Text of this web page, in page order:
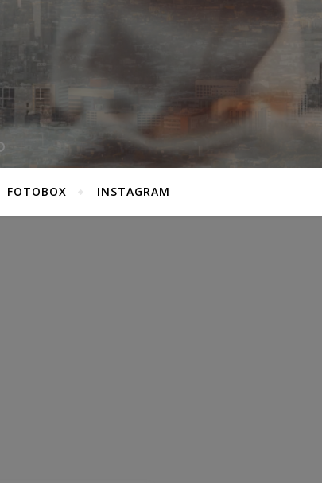
FOTOBOX INSTAGRAM